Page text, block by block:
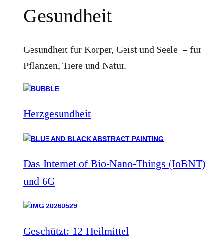
Gesundheit
Gesundheit für Körper, Geist und Seele – für
Pflanzen, Tiere und Natur.
Herzgesundheit
Das Internet of Bio-Nano-Things (IoBNT)
und 6G
Geschützt: 12 Heilmittel